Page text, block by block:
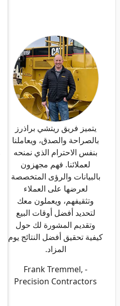
يتميز فريق ريتشي براذرز
بالصراحة والصدق، ويعاملنا
بنفس الاحترام الذي نمنحه
لعملائنا. فهم مجهزون
بالبيانات والرؤى المتخصصة
لعرضها على العملاء
وتثقيفهم، ويعملون معك
لتحديد أفضل أوقات البيع
وتقديم المشورة لك حول
كيفية تحقيق أفضل النتائج يوم
المزاد.
- Frank Tremmel,
Precision Contractors